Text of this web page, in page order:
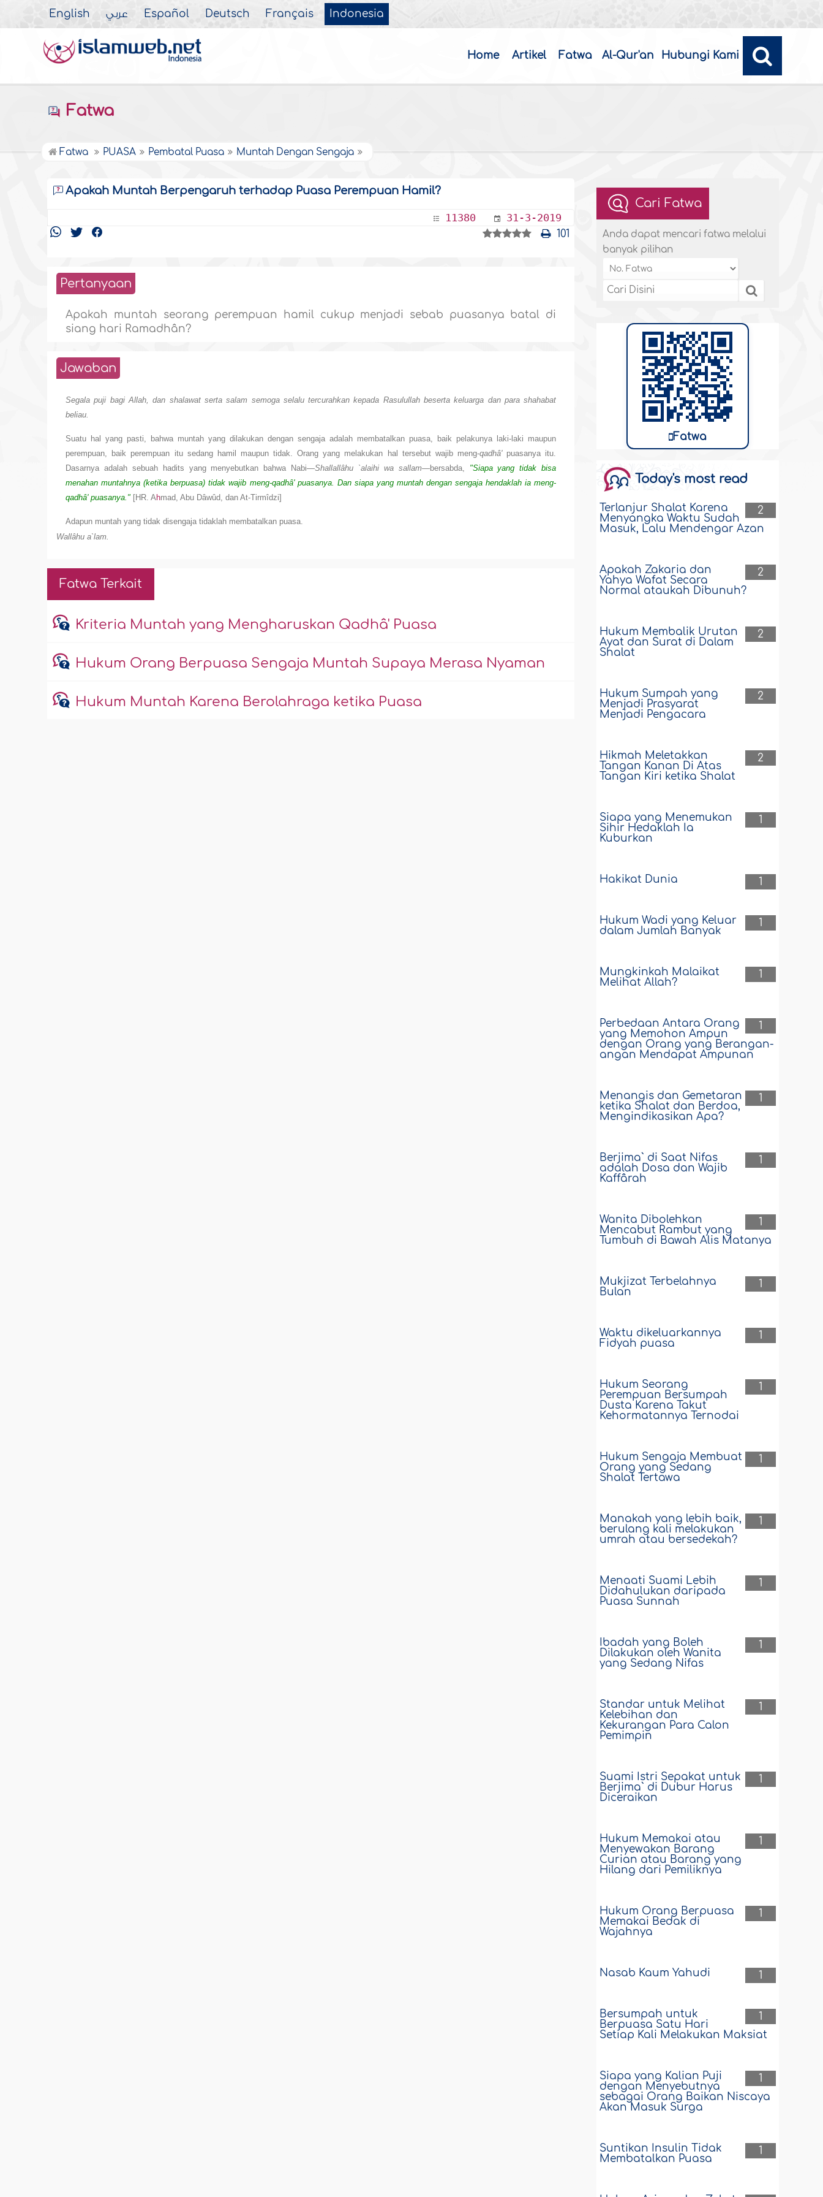
English عربي Español Deutsch Français Indonesia
Home Artikel Fatwa Al-Qur'an Hubungi Kami
Fatwa
Fatwa PUASA Pembatal Puasa Muntah Dengan Sengaja
Apakah Muntah Berpengaruh terhadap Puasa Perempuan Hamil?
11380 31-3-2019
101
Pertanyaan
Apakah muntah seorang perempuan hamil cukup menjadi sebab puasanya batal di
siang hari Ramadhân?
Jawaban
Segala puji bagi Allah, dan shalawat serta salam semoga selalu tercurahkan kepada Rasulullah beserta keluarga dan para shahabat
beliau.
Suatu hal yang pasti, bahwa muntah yang dilakukan dengan sengaja adalah membatalkan puasa, baik pelakunya laki-laki maupun
perempuan, baik perempuan itu sedang hamil maupun tidak. Orang yang melakukan hal tersebut wajib meng-qadhâ'puasanya itu.
Dasarnya adalah sebuah hadits yang menyebutkan bahwa Nabi—Shallallâhu `alaihi wa sallam—bersabda, "Siapa yang tidak bisa
menahan muntahnya (ketika berpuasa) tidak wajib meng-qadhâ' puasanya. Dan siapa yang muntah dengan sengaja hendaklah ia meng-
qadhâ' puasanya." [HR. Ahmad, Abu Dâwûd, dan At-Tirmîdzi]
Adapun muntah yang tidak disengaja tidaklah membatalkan puasa.
Wallâhu a`lam.
Fatwa Terkait
Kriteria Muntah yang Mengharuskan Qadhâ' Puasa
Hukum Orang Berpuasa Sengaja Muntah Supaya Merasa Nyaman
Hukum Muntah Karena Berolahraga ketika Puasa
Cari Fatwa
Anda dapat mencari fatwa melalui
banyak pilihan
Fatwa
Today's most read
2
Terlanjur Shalat Karena
Menyangka Waktu Sudah
Masuk, Lalu Mendengar Azan
2
Apakah Zakaria dan
Yahya Wafat Secara
Normal ataukah Dibunuh?
2
Hukum Membalik Urutan
Ayat dan Surat di Dalam
Shalat
2
Hukum Sumpah yang
Menjadi Prasyarat
Menjadi Pengacara
2
Hikmah Meletakkan
Tangan Kanan Di Atas
Tangan Kiri ketika Shalat
1
Siapa yang Menemukan
Sihir Hedaklah Ia
Kuburkan
1
Hakikat Dunia
1
Hukum Wadi yang Keluar
dalam Jumlah Banyak
1
Mungkinkah Malaikat
Melihat Allah?
1
Perbedaan Antara Orang
yang Memohon Ampun
dengan Orang yang Berangan-
angan Mendapat Ampunan
1
Menangis dan Gemetaran
ketika Shalat dan Berdoa,
Mengindikasikan Apa?
1
Berjima` di Saat Nifas
adalah Dosa dan Wajib
Kaffârah
1
Wanita Dibolehkan
Mencabut Rambut yang
Tumbuh di Bawah Alis Matanya
1
Mukjizat Terbelahnya
Bulan
1
Waktu dikeluarkannya
Fidyah puasa
1
Hukum Seorang
Perempuan Bersumpah
Dusta Karena Takut
Kehormatannya Ternodai
1
Hukum Sengaja Membuat
Orang yang Sedang
Shalat Tertawa
1
Manakah yang lebih baik,
berulang kali melakukan
umrah atau bersedekah?
1
Menaati Suami Lebih
Didahulukan daripada
Puasa Sunnah
1
Ibadah yang Boleh
Dilakukan oleh Wanita
yang Sedang Nifas
1
Standar untuk Melihat
Kelebihan dan
Kekurangan Para Calon
Pemimpin
1
Suami Istri Sepakat untuk
Berjima` di Dubur Harus
Diceraikan
1
Hukum Memakai atau
Menyewakan Barang
Curian atau Barang yang
Hilang dari Pemiliknya
1
Hukum Orang Berpuasa
Memakai Bedak di
Wajahnya
1
Nasab Kaum Yahudi
1
Bersumpah untuk
Berpuasa Satu Hari
Setiap Kali Melakukan Maksiat
1
Siapa yang Kalian Puji
dengan Menyebutnya
sebagai Orang Baikan Niscaya
Akan Masuk Surga
1
Suntikan Insulin Tidak
Membatalkan Puasa